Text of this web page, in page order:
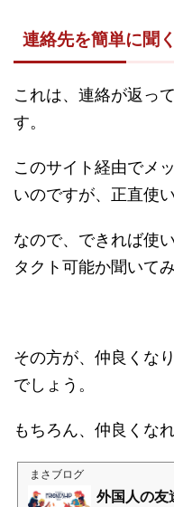
連絡先を簡単に聞
これは、連絡が返っ
す。
このサイト経由でメ
いのですが、正直使
なので、できれば使
タクト可能か聞いて
その方が、仲良くな
でしょう。
もちろん、仲良くな
まさブログ
外国人の友